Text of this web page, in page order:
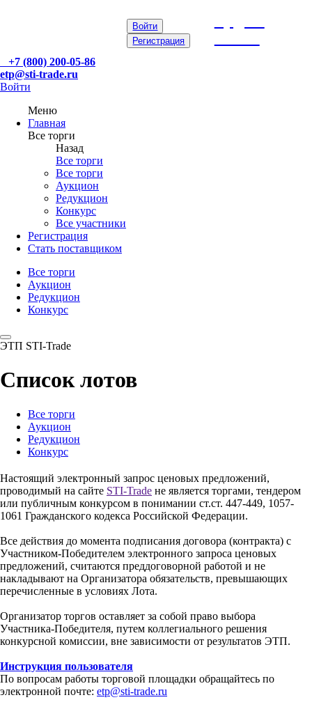
Войти
Регистрация
+7 (800) 200-05-86
etp@sti-trade.ru
Войти
Меню
Главная
Все торги
Назад
Все торги
Все торги
Аукцион
Редукцион
Конкурс
Все участники
Регистрация
Стать поставщиком
Все торги
Аукцион
Редукцион
Конкурс
ЭТП STI-Trade
Список лотов
Все торги
Аукцион
Редукцион
Конкурс
Настоящий электронный запрос ценовых предложений,
проводимый на сайте STI-Trade не является торгами, тендером
или публичным конкурсом в понимании ст.ст. 447-449, 1057-
1061 Гражданского кодекса Российской Федерации.
Все действия до момента подписания договора (контракта) с
Участником-Победителем электронного запроса ценовых
предложений, считаются преддоговорной работой и не
накладывают на Организатора обязательств, превышающих
перечисленные в условиях Лота.
Организатор торгов оставляет за собой право выбора
Участника-Победителя, путем коллегиального решения
конкурсной комиссии, вне зависимости от результатов ЭТП.
Инструкция пользователя
По вопросам работы торговой площадки обращайтесь по
электронной почте: etp@sti-trade.ru